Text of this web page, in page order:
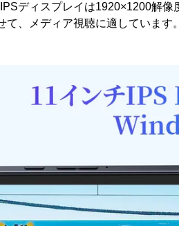
ディスプレイは1920×1200解
て、メディア視聴に適しています。